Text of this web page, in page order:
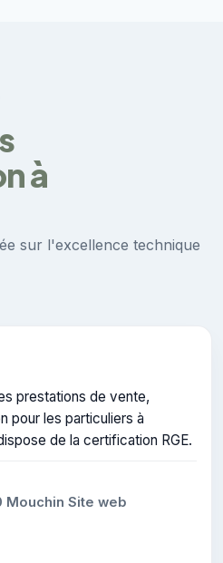
à
sur l'excellence technique
prestations de vente,
pour les particuliers à
de la certification RGE.
Mouchin Site web